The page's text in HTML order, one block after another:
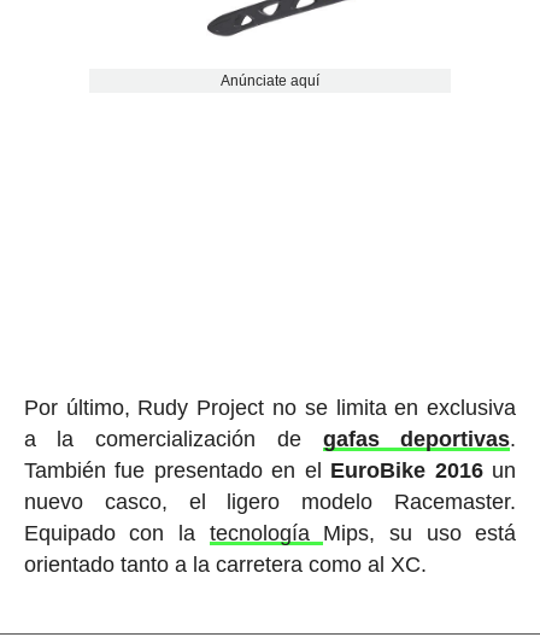
Anúnciate aquí
Por último, Rudy Project no se limita en exclusiva
a la comercialización de gafas deportivas.
También fue presentado en el EuroBike 2016un
nuevo casco, el ligero modelo Racemaster.
Equipado con la tecnología Mips, su uso está
orientado tanto a la carretera como al XC.